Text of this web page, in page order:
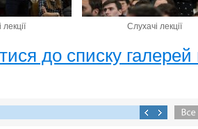
Слухачі лекції
до списку галерей